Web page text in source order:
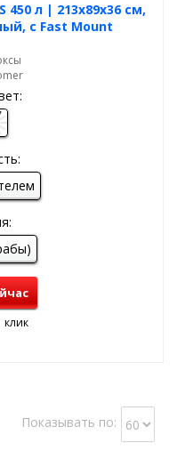
450 л | 213х89х36 см,
с Fast Mount
клик
Показывать по: